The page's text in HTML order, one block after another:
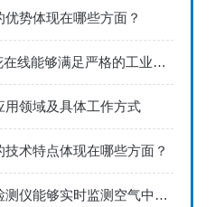
势体现在哪些方面？
Defelsko国产精品探花在线能够满足严格的工业标准
用领域及具体工作方式
特点体现在哪些方面？
德尔格压缩空气质量检测仪能够实时监测空气中的污染物浓度